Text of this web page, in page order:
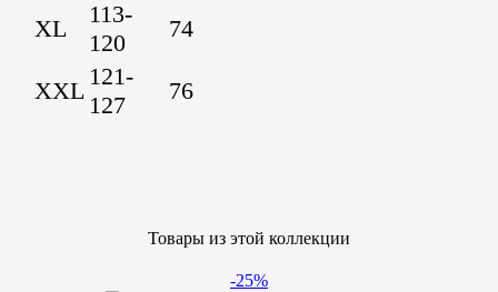
XL
113-
120
74
XXL
121-
127
76
Товары из этой коллекции
-25%